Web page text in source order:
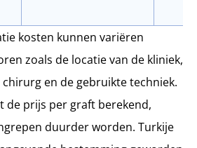
kosten kunnen variëren
zoals de locatie van de kliniek,
en de gebruikte techniek.
de prijs per graft berekend,
duurder worden. Turkije